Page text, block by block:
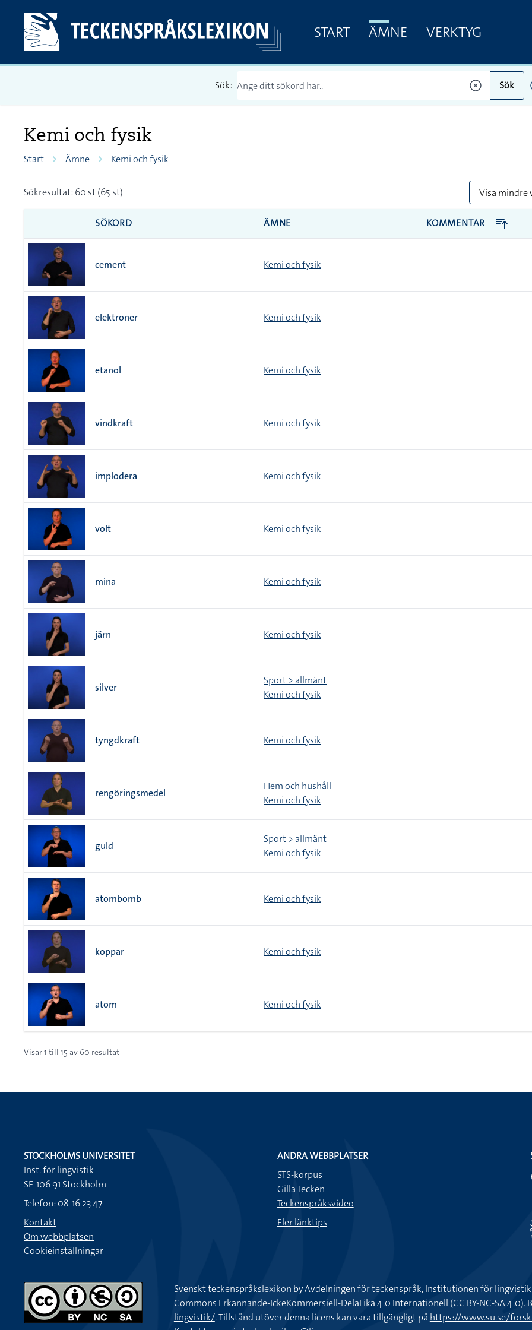
START ÄMNE VERKTYG
Sök: Sök
Kemi och fysik
Start Ämne Kemi och fysik
Sökresultat: 60 st (65 st) Visa mindre
SÖKORD ÄMNE KOMMENTAR
cement Kemi och fysik
elektroner Kemi och fysik
etanol Kemi och fysik
vindkraft Kemi och fysik
implodera Kemi och fysik
volt Kemi och fysik
mina Kemi och fysik
järn Kemi och fysik
silver
Sport > allmänt
Kemi och fysik
tyngdkraft Kemi och fysik
rengöringsmedel
Hem och hushåll
Kemi och fysik
guld
Sport > allmänt
Kemi och fysik
atombomb Kemi och fysik
koppar Kemi och fysik
atom Kemi och fysik
Visar1 till 15 av 60 resultat
STOCKHOLMS UNIVERSITET
Inst. för lingvistik
SE-106 91 Stockholm
Telefon: 08-16 23 47
Kontakt
Om webbplatsen
Cookieinställningar
ANDRA WEBBPLATSER
STS-korpus
Gilla Tecken
Teckenspråksvideo
Fler länktips
Svenskt teckenspråkslexikon byAvdelningen för teckenspråk, Institutionen för
Commons Erkännande-IckeKommersiell-DelaLika 4.0 Internationell (CC BY-NC-SA 4.0).
lingvistik/. Tillstånd utöver denna licens kan vara tillgängligt på https://www.su.se/